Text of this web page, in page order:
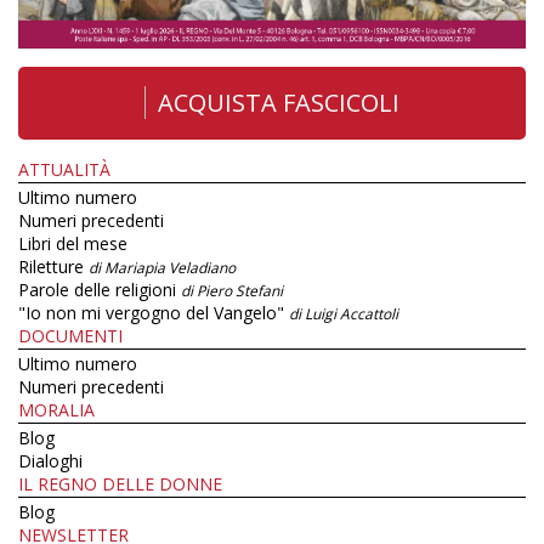
ACQUISTA FASCICOLI
ATTUALITÀ
Ultimo numero
Numeri precedenti
Libri del mese
Riletture di Mariapia Veladiano
Parole delle religioni di Piero Stefani
"Io non mi vergogno del Vangelo" di Luigi Accattoli
DOCUMENTI
Ultimo numero
Numeri precedenti
MORALIA
Blog
Dialoghi
IL REGNO DELLE DONNE
Blog
NEWSLETTER